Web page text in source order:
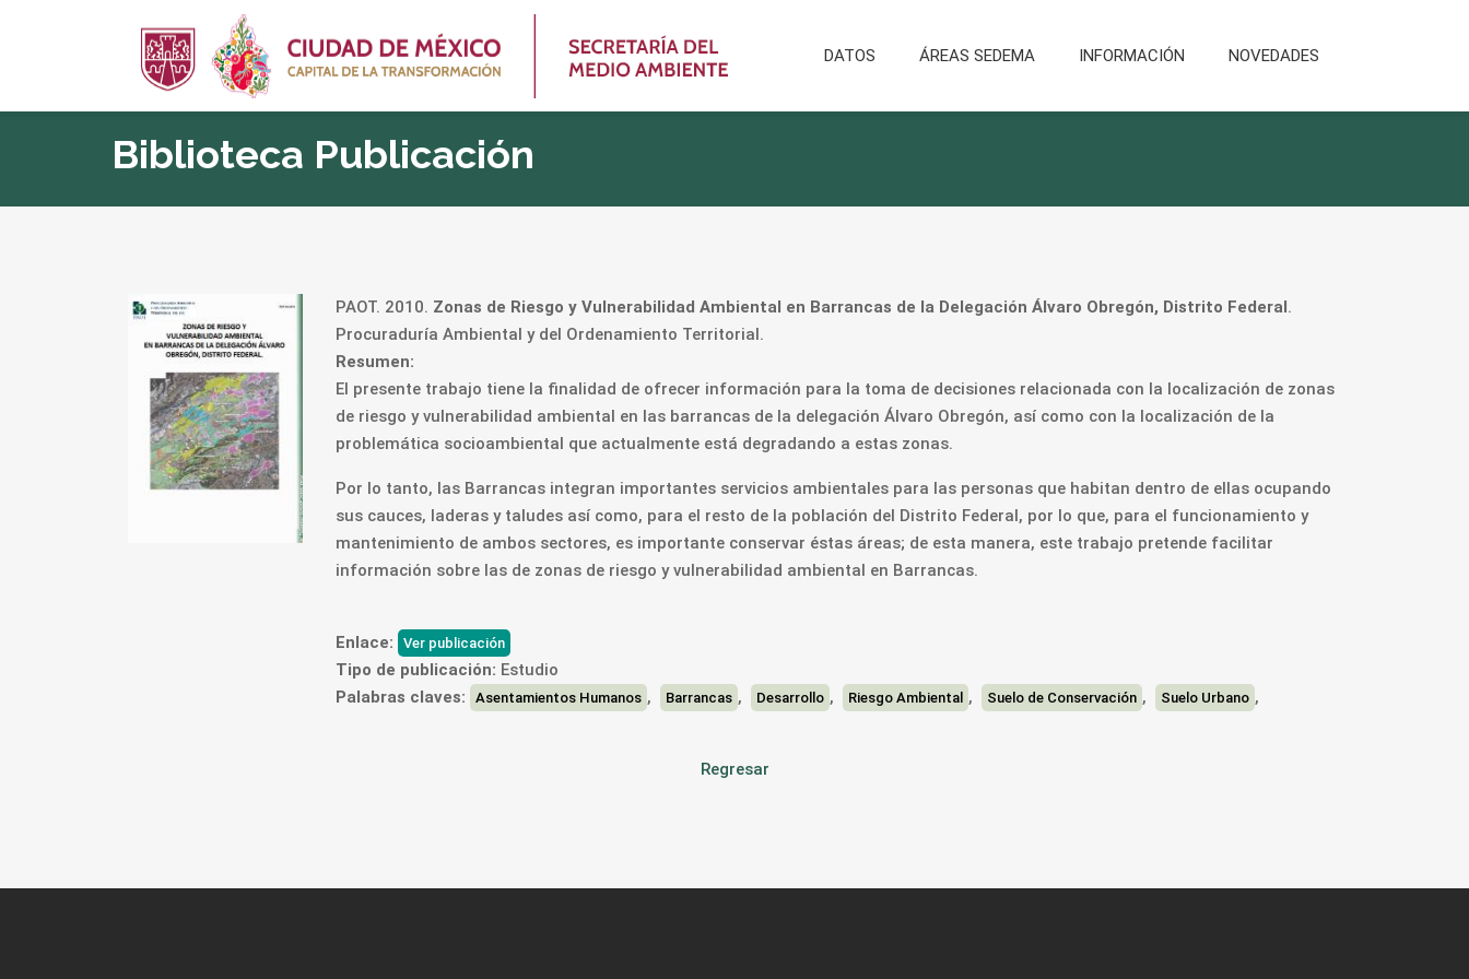
DATOS ÁREAS SEDEMA INFORMACIÓN NOVEDADES
Biblioteca Publicación
PAOT. 2010. Zonas de Riesgo y Vulnerabilidad Ambiental en Barrancas de la Delegación Álvaro Obregón, Distrito Federal.
Procuraduría Ambiental y del Ordenamiento Territorial.
Resumen:
El presente trabajo tiene la finalidad de ofrecer información para la toma de decisiones relacionada con la localización de zonas
de riesgo y vulnerabilidad ambiental en las barrancas de la delegación Álvaro Obregón, así como con la localización de la
problemática socioambiental que actualmente está degradando a estas zonas.
Por lo tanto, las Barrancas integran importantes servicios ambientales para las personas que habitan dentro de ellas ocupando
sus cauces, laderas y taludes así como, para el resto de la población del Distrito Federal, por lo que, para el funcionamiento y
mantenimiento de ambos sectores, es importante conservar éstas áreas; de esta manera, este trabajo pretende facilitar
información sobre las de zonas de riesgo y vulnerabilidad ambiental en Barrancas.
Enlace: Ver publicación
Tipo de publicación: Estudio
Palabras claves:
Asentamientos Humanos , Barrancas , Desarrollo , Riesgo Ambiental , Suelo de Conservación , Suelo Urbano ,
Regresar